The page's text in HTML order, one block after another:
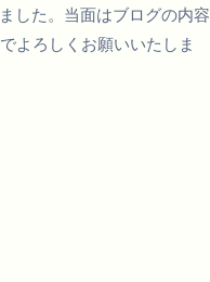
した。当面はブログの内容
よろしくお願いいたしま